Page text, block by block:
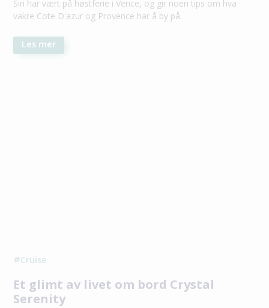
Siri har vært på høstferie i Vence, og gir noen tips om hva
vakre Cote D'azur og Provence har å by på.
Les mer
#Cruise
Et glimt av livet om bord Crystal
Serenity